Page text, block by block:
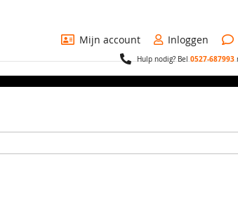
Mijn account
Inloggen
Hulp nodig? Bel0527-687993